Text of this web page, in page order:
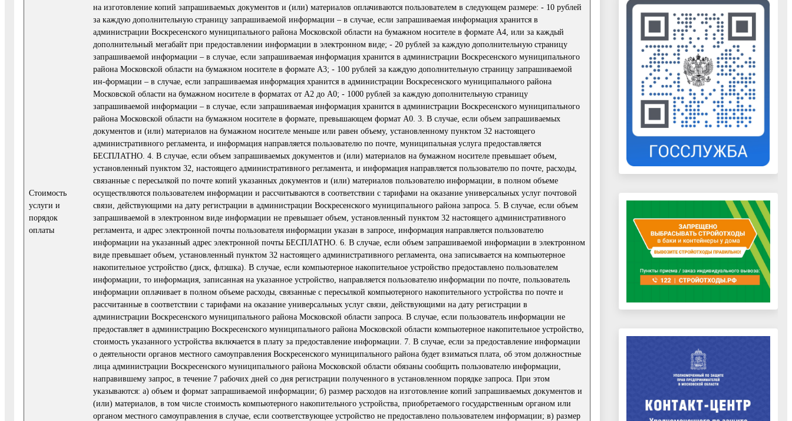
Стоимость
услуги и
порядок
оплаты
на изготовление копий запрашиваемых документов и (или) материалов оплачиваются пользователем в следующем размере: - 10 рублей
за каждую дополнительную страницу запрашиваемой информации – в случае, если запрашиваемая информация хранится в
администрации Воскресенского муниципального района Московской области на бумажном носителе в формате А4, или за каждый
дополнительный мегабайт при предоставлении информации в электронном виде; - 20 рублей за каждую дополнительную страницу
запрашиваемой информации – в случае, если запрашиваемая информация хранится в администрации Воскресенского муниципального
района Московской области на бумажном носителе в формате А3; - 100 рублей за каждую дополнительную страницу запрашиваемой
ин-формации – в случае, если запрашиваемая информация хранится в администрации Воскресенского муниципального района
Московской области на бумажном носителе в форматах от А2 до А0; - 1000 рублей за каждую дополнительную страницу
запрашиваемой информации – в случае, если запрашиваемая информация хранится в администрации Воскресенского муниципального
района Московской области на бумажном носителе в формате, превышающем формат А0. 3. В случае, если объем запрашиваемых
документов и (или) материалов на бумажном носителе меньше или равен объему, установленному пунктом 32 настоящего
административного регламента, и информация направляется пользователю по почте, муниципальная услуга предоставляется
БЕСПЛАТНО. 4. В случае, если объем запрашиваемых документов и (или) материалов на бумажном носителе превышает объем,
установленный пунктом 32, настоящего административного регламента, и информация направляется пользователю по почте, расходы,
связанные с пересылкой по почте копий указанных документов и (или) материалов пользователю информации, в полном объеме
осуществляются пользователем информации и рассчитываются в соответствии с тарифами на оказание универсальных услуг почтовой
связи, действующими на дату регистрации в администрации Воскресенского муниципального района запроса. 5. В случае, если объем
запрашиваемой в электронном виде информации не превышает объем, установленный пунктом 32 настоящего административного
регламента, и адрес электронной почты пользователя информации указан в запросе, информация направляется пользователю
информации на указанный адрес электронной почты БЕСПЛАТНО. 6. В случае, если объем запрашиваемой информации в электронном
виде превышает объем, установленный пунктом 32 настоящего административного регламента, она записывается на компьютерное
накопительное устройство (диск, флэшка). В случае, если компьютерное накопительное устройство предоставлено пользователем
информации, то информация, записанная на указанное устройство, направляется пользователю информации по почте, пользователь
информации оплачивает в полном объеме расходы, связанные с пересылкой компьютерного накопительного устройства по почте и
рассчитанные в соответствии с тарифами на оказание универсальных услуг связи, действующими на дату регистрации в
администрации Воскресенского муниципального района Московской области запроса. В случае, если пользователь информации не
предоставляет в администрацию Воскресенского муниципального района Московской области компьютерное накопительное устройство,
стоимость указанного устройства включается в плату за предоставление информации. 7. В случае, если за предоставление информации
о деятельности органов местного самоуправления Воскресенского муниципального района будет взиматься плата, об этом должностные
лица администрации Воскресенского муниципального района Московской области обязаны сообщить пользователю информации,
направившему запрос, в течение 7 рабочих дней со дня регистрации полученного в установленном порядке запроса. При этом
указываются: а) объем и формат запрашиваемой информации; б) размер расходов на изготовление копий запрашиваемых документов и
(или) материалов, в том числе стоимость компьютерного накопительного устройства, приобретаемого государственным органом или
органом местного самоуправления в случае, если соответствующее устройство не предоставлено пользователем информации; в) размер